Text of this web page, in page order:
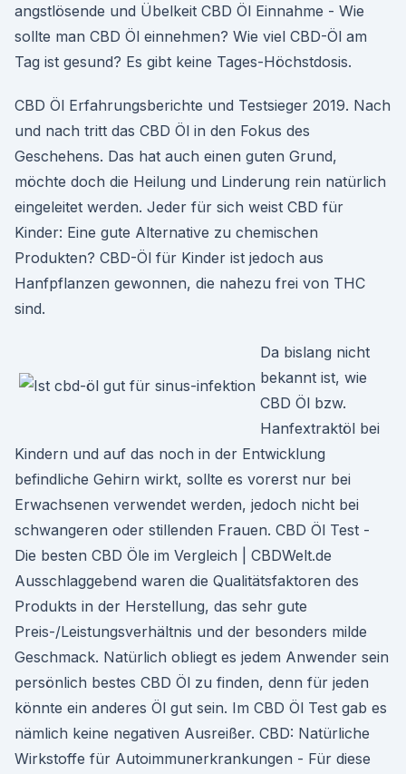
angstlösende und Übelkeit CBD Öl Einnahme - Wie
sollte man CBD Öl einnehmen? Wie viel CBD-Öl am
Tag ist gesund? Es gibt keine Tages-Höchstdosis.
CBD Öl Erfahrungsberichte und Testsieger 2019. Nach
und nach tritt das CBD Öl in den Fokus des
Geschehens. Das hat auch einen guten Grund,
möchte doch die Heilung und Linderung rein natürlich
eingeleitet werden. Jeder für sich weist CBD für
Kinder: Eine gute Alternative zu chemischen
Produkten? CBD-Öl für Kinder ist jedoch aus
Hanfpflanzen gewonnen, die nahezu frei von THC
sind.
Da bislang nicht
bekannt ist, wie
CBD Öl bzw.
Hanfextraktöl bei
Kindern und auf das noch in der Entwicklung
befindliche Gehirn wirkt, sollte es vorerst nur bei
Erwachsenen verwendet werden, jedoch nicht bei
schwangeren oder stillenden Frauen. CBD Öl Test -
Die besten CBD Öle im Vergleich | CBDWelt.de
Ausschlaggebend waren die Qualitätsfaktoren des
Produkts in der Herstellung, das sehr gute
Preis-/Leistungsverhältnis und der besonders milde
Geschmack. Natürlich obliegt es jedem Anwender sein
persönlich bestes CBD Öl zu finden, denn für jeden
könnte ein anderes Öl gut sein. Im CBD Öl Test gab es
nämlich keine negativen Ausreißer. CBD: Natürliche
Wirkstoffe für Autoimmunerkrankungen - Für diese